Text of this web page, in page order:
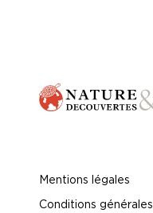
Mentions légales
Conditions générales